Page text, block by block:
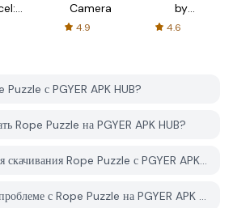
Camera
4.9
by
AFTVnews
4.6
Puzzle с PGYER APK HUB?
Rope Puzzle на PGYER APK HUB?
Нужен ли аккаунт для скачивания Rope Puzzle с PGYER APK HUB?
Как мне сообщить о проблеме с Rope Puzzle на PGYER APK HUB?